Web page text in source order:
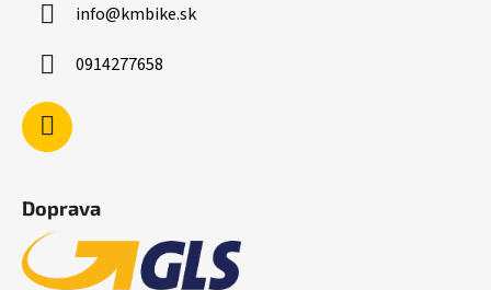
info@kmbike.sk
0914277658
Doprava